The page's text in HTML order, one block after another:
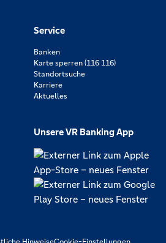
Service
Banken
Karte sperren (116 116)
Standortsuche
Karriere
Aktuelles
Unsere VR Banking App